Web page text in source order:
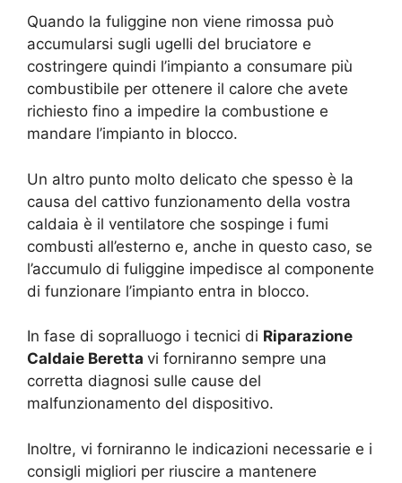
Quando la fuliggine non viene rimossa può
accumularsi sugli ugelli del bruciatore e
costringere quindi l’impianto a consumare più
combustibile per ottenere il calore che avete
richiesto fino a impedire la combustione e
mandare l’impianto in blocco.
Un altro punto molto delicato che spesso è la
causa del cattivo funzionamento della vostra
caldaia è il ventilatore che sospinge i fumi
combusti all’esterno e, anche in questo caso, se
l’accumulo di fuliggine impedisce al componente
di funzionare l’impianto entra in blocco.
In fase di sopralluogo i tecnici di Riparazione
Caldaie Beretta vi forniranno sempre una
corretta diagnosi sulle cause del
malfunzionamento del dispositivo.
Inoltre, vi forniranno le indicazioni necessarie e i
consigli migliori per riuscire a mantenere